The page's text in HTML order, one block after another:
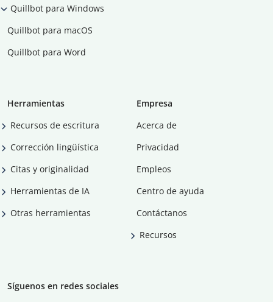
Quillbot para Windows
Quillbot para macOS
Quillbot para Word
Herramientas
Recursos de escritura
Corrección lingüística
Citas y originalidad
Herramientas de IA
Otras herramientas
Empresa
Acerca de
Privacidad
Empleos
Centro de ayuda
Contáctanos
Recursos
Síguenos en redes sociales